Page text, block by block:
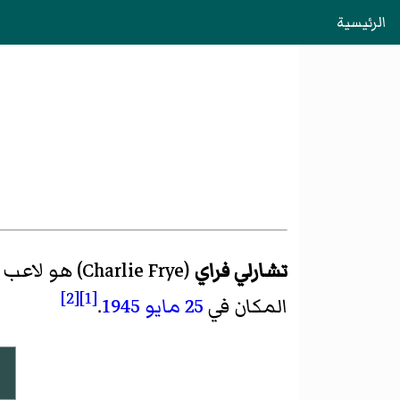
الرئيسية
تشارلي فراي(
Charlie Frye)‏ هو لاعب
المكان في25 مايو 1945
.
[1]
[2]